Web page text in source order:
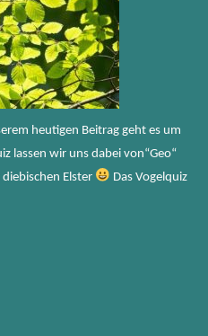
heutigen Beitrag geht es um
lassen wir uns dabei von“Geo“
Elster
Das Vogelquiz